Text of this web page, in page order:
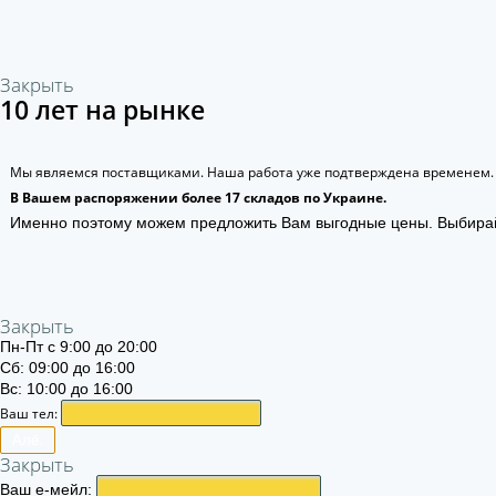
Закрыть
10 лет на рынке
Мы являемся поставщиками. Наша работа уже подтверждена временем.
В Вашем распоряжении более 17 складов по Украине.
Именно поэтому можем предложить Вам выгодные цены.
Закрыть
Пн-Пт с 9:00 до 20:00
Сб: 09:00 до 16:00
Вс: 10:00 до 16:00
Ваш тел:
Закрыть
Ваш е-мейл: